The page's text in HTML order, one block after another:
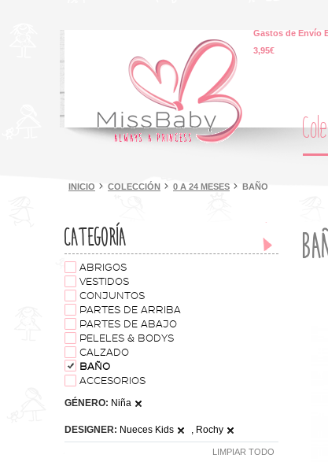
Gastos de Envío
3,95€
INICIO COLECCIÓN 0 A 24 MESES BAÑO
CATEGORÍA
ABRIGOS
VESTIDOS
CONJUNTOS
PARTES DE ARRIBA
PARTES DE ABAJO
PELELES & BODYS
CALZADO
BAÑO
ACCESORIOS
GÉNERO: Niña
DESIGNER: Nueces Kids , Rochy
LIMPIAR TODO